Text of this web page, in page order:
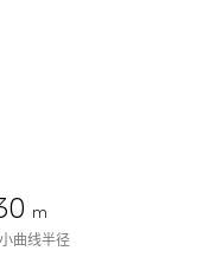
m
曲线半径